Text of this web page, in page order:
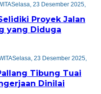
Selasa, 23 Desember 2025,
Proyek Jalan
yang Diduga
Selasa, 23 Desember 2025,
Tibung Tuai
Dinilai